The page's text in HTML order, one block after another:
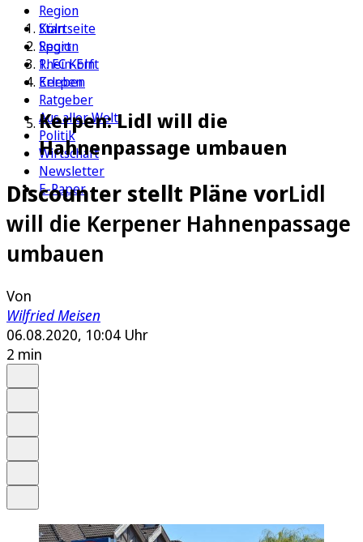
Region
Köln
Sport
1. FC Köln
Erleben
Ratgeber
Aus aller Welt
Politik
Wirtschaft
Newsletter
E-Paper
Startseite
Region
Rhein-Erft
Kerpen
Kerpen: Lidl will die
Hahnenpassage umbauen
Discounter stellt Pläne vorLidl
will die Kerpener Hahnenpassage
umbauen
Von
Wilfried Meisen
06.08.2020, 10:04 Uhr
2 min